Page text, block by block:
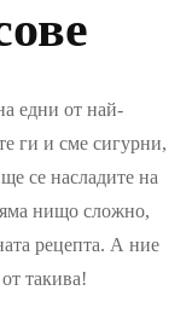
едни от най-
ги и сме сигурни,
ще се насладите на
нищо сложно,
рецепта. А ние
такива!